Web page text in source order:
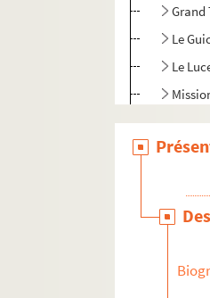
Grand
Le
Le
Le
Petit
Salle